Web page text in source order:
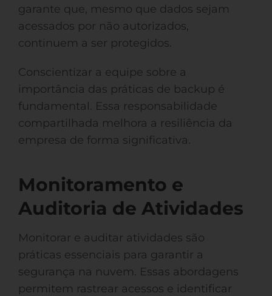
garante que, mesmo que dados sejam
acessados por não autorizados,
continuem a ser protegidos.
Conscientizar a equipe sobre a
importância das práticas de backup é
fundamental. Essa responsabilidade
compartilhada melhora a resiliência da
empresa de forma significativa.
Monitoramento e
Auditoria de Atividades
Monitorar e auditar atividades são
práticas essenciais para garantir a
segurança na nuvem. Essas abordagens
permitem rastrear acessos e identificar